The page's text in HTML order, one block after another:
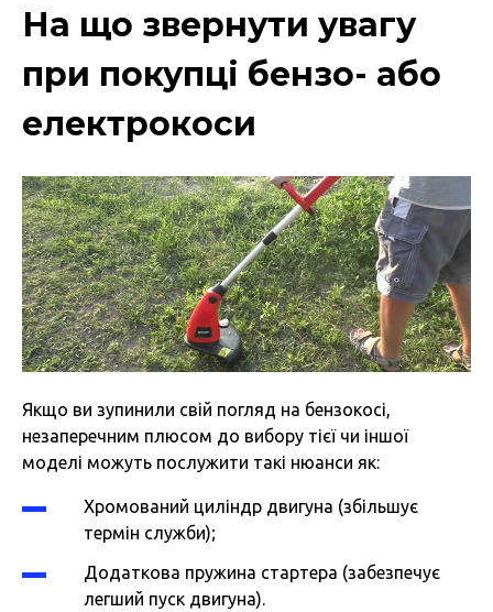
На що звернути увагу
при покупці бензо- або
електрокоси
Якщо ви зупинили свій погляд на бензокосі,
незаперечним плюсом до вибору тієї чи іншої
моделі можуть послужити такі нюанси як:
Хромований циліндр двигуна (збільшує
термін служби);
Додаткова пружина стартера (забезпечує
легший пуск двигуна).